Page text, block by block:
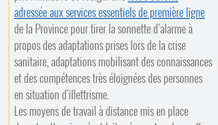
adressée aux services essentiels de première ligne
de la Province pour tirer la sonnette d’alarme à
propos des adaptations prises lors de la crise
sanitaire, adaptations mobilisant des connaissances
et des compétences très éloignées des personnes
en situation d’illettrisme.
Les moyens de travail à distance mis en place